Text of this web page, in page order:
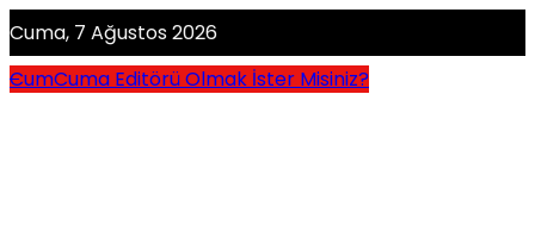
Cuma, 7 Ağustos 2026
CumCuma Editörü Olmak İster Misiniz?